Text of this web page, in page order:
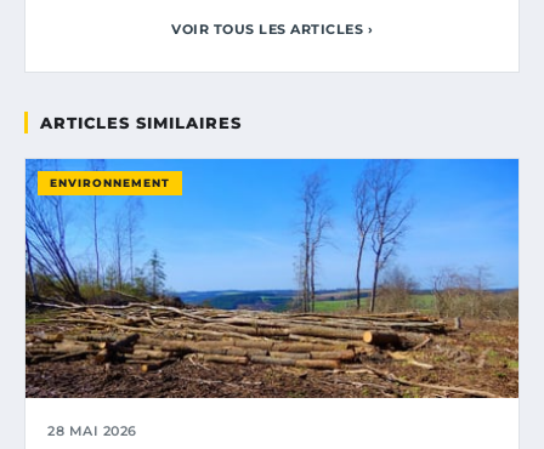
VOIR TOUS LES ARTICLES ›
ARTICLES SIMILAIRES
ENVIRONNEMENT
28 MAI 2026